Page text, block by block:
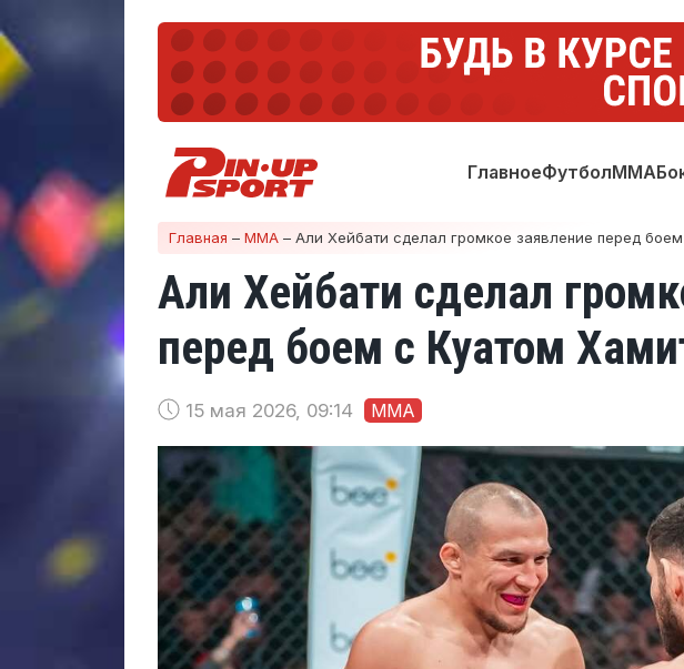
ГлавноеФутболММА
Главная – ММА – Али Хейбати сделал громкое заявление перед
Али Хейбати сделал
перед боем с Куатом
15 мая 2026, 09:14 ММА